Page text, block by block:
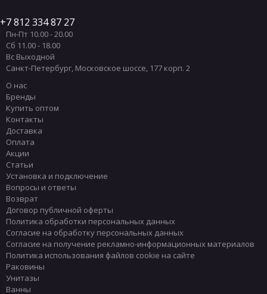
7 812 334 87 27
Пн-Пт 10.00 - 20.00
Сб 11.00 - 18.00
Вс Выходной
Санкт-Петербург, Московское шоссе, 177 корп. 2
О нас
Бренды
Купить оптом
Контакты
Доставка
Оплата
Акции
Статьи
Установка и подключение
Вопросы и ответы
Возврат
Договор публичной оферты
Политика обработки персональных данных
Согласие на обработку персональных данных
Согласие на получение рекламно-информационных материалов
Политика использования файлов cookie на сайте
Раковины
Унитазы
Ванны